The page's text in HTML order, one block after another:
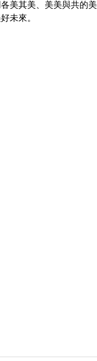
美其美、美美與共的美
未來。